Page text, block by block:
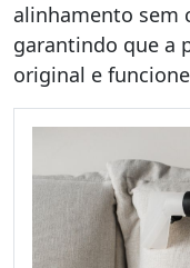
alinhamento sem
garantindo que a
original e